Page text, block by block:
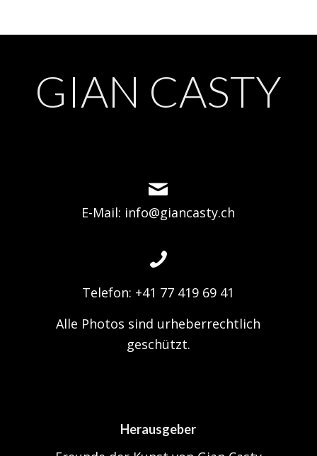
GIAN CASTY
E-Mail: info@giancasty.ch
Telefon: +41 77 419 69 41
Alle Photos sind urheberrechtlich
geschützt.
Herausgeber